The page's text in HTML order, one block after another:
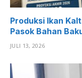
Produksi Ikan
Pasok Bahan
JULI 13, 2026